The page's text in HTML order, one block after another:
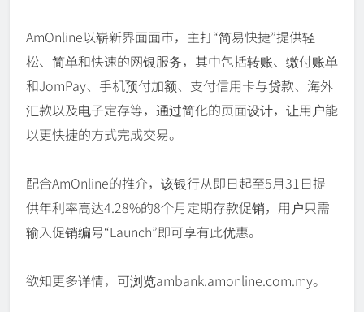
AmOnline以崭新界面面市，主打“简易快捷”提供轻
松、简单和快速的网银服务，其中包括转账、缴付账单
和JomPay、手机预付加额、支付信用卡与贷款、海外
汇款以及电子定存等，通过简化的页面设计，让用户能
以更快捷的方式完成交易。
配合AmOnline的推介，该银行从即日起至5月31日提
供年利率高达4.28%的8个月定期存款促销，用户只需
输入促销编号“Launch”即可享有此优惠。
欲知更多详情，可浏览ambank.amonline.com.my。